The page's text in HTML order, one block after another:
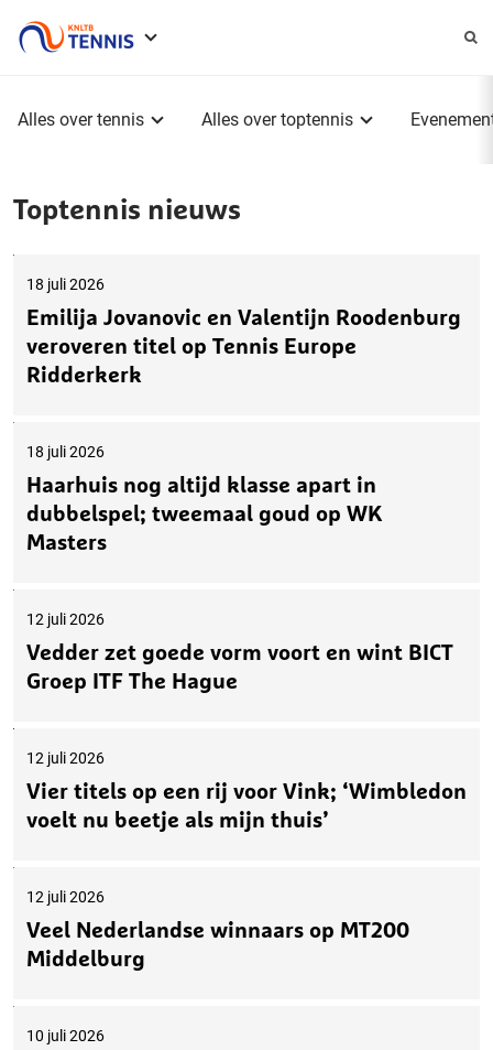
Alles over tennis Alles over toptennis
Toptennis nieuws
18 juli 2026
Emilija Jovanovic en Valentijn Roodenburg
veroveren titel op Tennis Europe
Ridderkerk
18 juli 2026
Haarhuis nog altijd klasse apart in
dubbelspel; tweemaal goud op WK
Masters
12 juli 2026
Vedder zet goede vorm voort en wint BICT
Groep ITF The Hague
12 juli 2026
Vier titels op een rij voor Vink; ‘Wimbledon
voelt nu beetje als mijn thuis’
12 juli 2026
Veel Nederlandse winnaars op MT200
Middelburg
10 juli 2026